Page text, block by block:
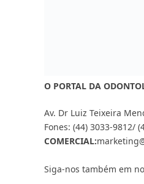
O PORTAL DA
Av. Dr Luiz Teixeira
Fones: (44) 3033-9812/
COMERCIAL:
Siga-nos também em